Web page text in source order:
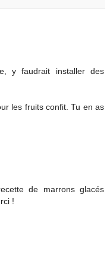
y faudrait installer des
les fruits confit. Tu en as
de marrons glacés
!